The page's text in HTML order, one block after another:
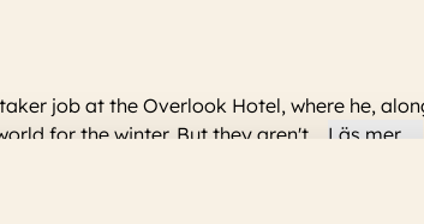
job at the Overlook Hotel, where he,
for the winter. But they aren't
Läs mer